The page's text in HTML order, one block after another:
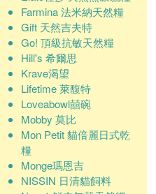
Farmina 法米納天然糧
Gift 天然吉夫特
Go! 頂級抗敏天然糧
Hill's 希爾思
Krave渴望
Lifetime 萊馥特
Loveabowl囍碗
Mobby 莫比
Mon Petit 貓倍麗日式乾
糧
Monge瑪恩吉
NISSIN 日清貓飼料